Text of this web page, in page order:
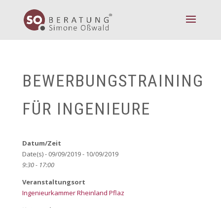
BEWERBUNGSTRAINING
FÜR INGENIEURE
Datum/Zeit
Date(s) - 09/09/2019 - 10/09/2019
9:30 - 17:00
Veranstaltungsort
Ingenieurkammer Rheinland Pflaz